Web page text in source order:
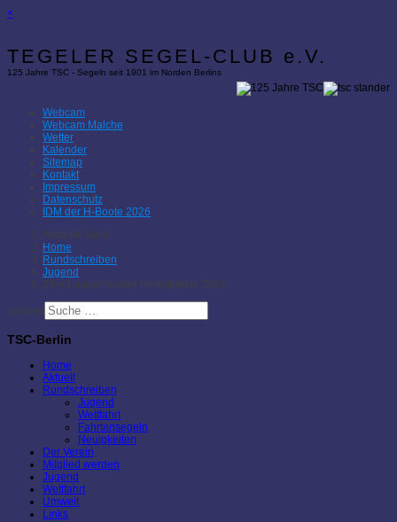
×
TEGELER SEGEL-CLUB e.V.
125 Jahre TSC - Segeln seit 1901 im Norden Berlins
Webcam
Webcam Malche
Wetter
Kalender
Sitemap
Kontakt
Impressum
Datenschutz
IDM der H-Boote 2026
Aktuelle Seite:
Home
Rundschreiben
Jugend
29er Louisenlunder Herbstpokal 2009
Suchen
TSC-Berlin
Home
Aktuell
Rundschreiben
Jugend
Wettfahrt
Fahrtensegeln
Neuigkeiten
Der Verein
Mitglied werden
Jugend
Wettfahrt
Umwelt
Links